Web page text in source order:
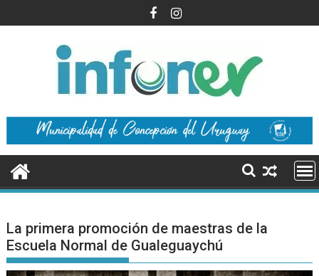
al
La primera promoción de maestras de la
Escuela Normal de Gualeguaychú